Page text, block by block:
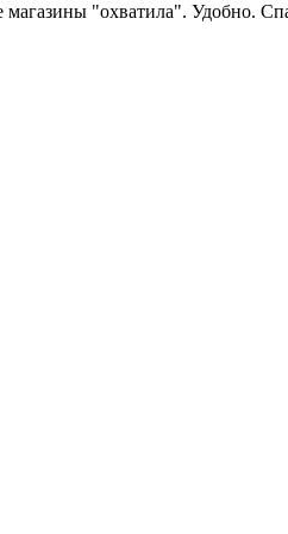
"охватила". Удобно.